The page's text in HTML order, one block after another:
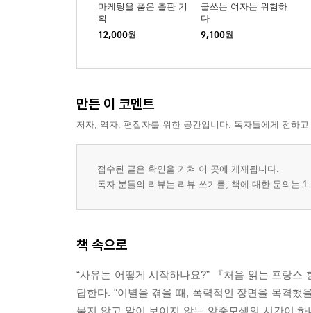
마케팅을 품은 출판 기
획
12,000원
글쓰는 여자는 위험하
다
9,100원
만든 이 코멘트
저자, 역자, 편집자를 위한 공간입니다. 독자들에게 전하
접수된 글은 확인을 거쳐 이 곳에 게재됩니다.
독자 분들의 리뷰는 리뷰 쓰기를, 책에 대한 문의는
책 속으로
“사유는 어떻게 시작하나요?” 『처음 읽는 프랑
답한다. “이별을 겪을 때, 폭력적인 장면을 목격
물지 않고 앞이 보이지 않는 암중모색의 시간이